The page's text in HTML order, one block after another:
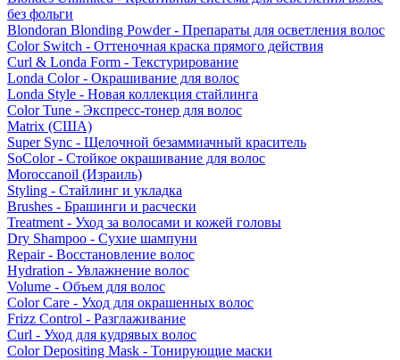
без фольги
Blondoran Blonding Powder - Препараты для осветления волос
Color Switch - Оттеночная краска прямого действия
Curl & Londa Form - Текстурирование
Londa Color - Окрашивание для волос
Londa Style - Новая коллекция стайлинга
Color Tune - Экспресс-тонер для волос
Matrix (США)
Super Sync - Щелочной безаммиачный краситель
SoColor - Стойкое окрашивание для волос
Moroccanoil (Израиль)
Styling - Стайлинг и укладка
Brushes - Брашинги и расчески
Treatment - Уход за волосами и кожей головы
Dry Shampoo - Сухие шампуни
Repair - Восстановление волос
Hydration - Увлажнение волос
Volume - Объем для волос
Color Care - Уход для окрашенных волос
Frizz Control - Разглаживание
Curl - Уход для кудрявых волос
Color Depositing Mask - Тонирующие маски